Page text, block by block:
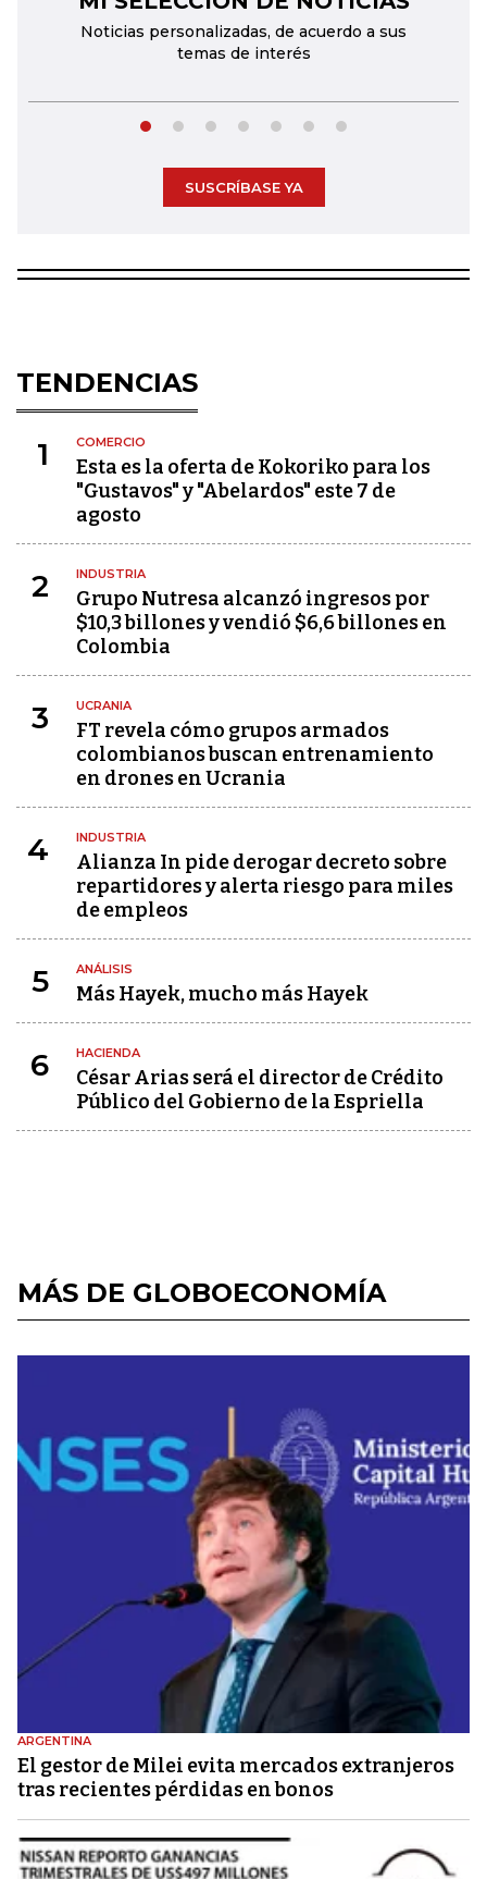
Noticias personalizadas, de acuerdo a sus
temas de interés
SUSCRÍBASE YA
TENDENCIAS
1 COMERCIO
Esta es la oferta de Kokoriko para los
"Gustavos" y "Abelardos" este 7 de
agosto
2 INDUSTRIA
Grupo Nutresa alcanzó ingresos por
$10,3 billones y vendió $6,6 billones en
Colombia
3 UCRANIA
FT revela cómo grupos armados
colombianos buscan entrenamiento
en drones en Ucrania
4 INDUSTRIA
Alianza In pide derogar decreto sobre
repartidores y alerta riesgo para miles
de empleos
5 ANÁLISIS
Más Hayek, mucho más Hayek
6 HACIENDA
César Arias será el director de Crédito
Público del Gobierno de la Espriella
MÁS DE GLOBOECONOMÍA
ARGENTINA
El gestor de Milei evita mercados extranjeros
tras recientes pérdidas en bonos